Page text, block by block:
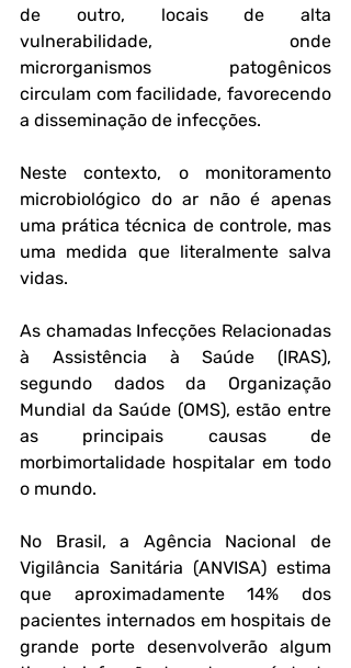
de outro, locais de alta
vulnerabilidade, onde
microrganismos patogênicos
circulam com facilidade, favorecendo
a disseminação de infecções.
Neste contexto, o monitoramento
microbiológico do ar não é apenas
uma prática técnica de controle, mas
uma medida que literalmente salva
vidas.
As chamadas Infecções Relacionadas
à Assistência à Saúde (IRAS),
segundo dados da Organização
Mundial da Saúde (OMS), estão entre
as principais causas de
morbimortalidade hospitalar em todo
o mundo.
No Brasil, a Agência Nacional de
Vigilância Sanitária (ANVISA) estima
que aproximadamente 14% dos
pacientes internados em hospitais de
grande porte desenvolverão algum